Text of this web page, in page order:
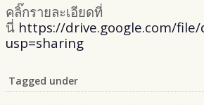
คลิ๊กรายละเอียดที่
นี่ https://drive.google.com/file/
usp=sharing
Tagged under